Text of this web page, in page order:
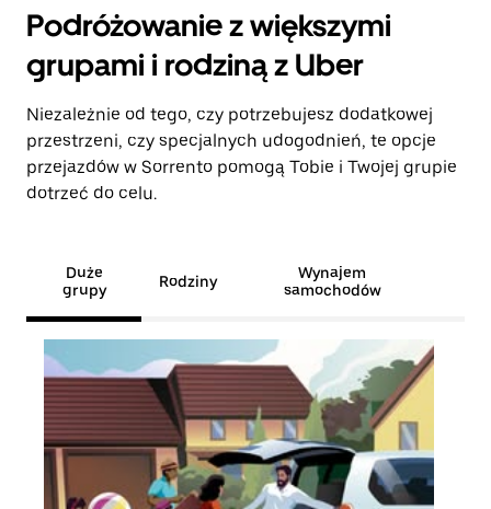
Podróżowanie z większymi
grupami i rodziną z Uber
Niezależnie od tego, czy potrzebujesz dodatkowej
przestrzeni, czy specjalnych udogodnień, te opcje
przejazdów w Sorrento pomogą Tobie i Twojej grupie
dotrzeć do celu.
Duże
grupy
Rodziny
Wynajem
samochodów